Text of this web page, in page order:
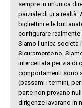
sempre in un'unica
parziale di una realtà.
bigliettini e le
configurare
Siamo l'unica società
Sicuramente no.
intercettata per via di
comportamenti sono
(passami i termini,
parte non provano
dirigenze lavorano in